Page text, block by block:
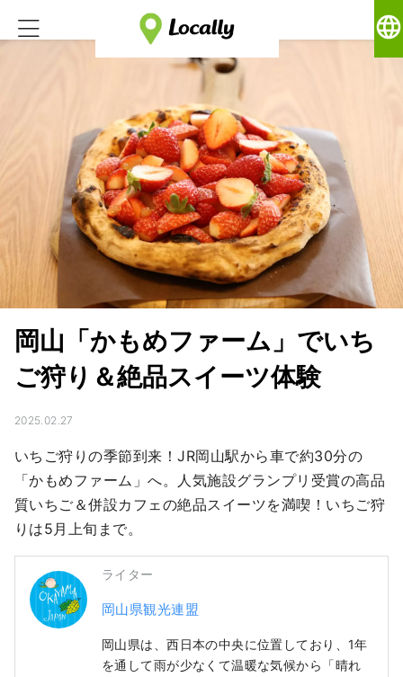
language
岡山「かもめファーム」でいち
ご狩り＆絶品スイーツ体験
2025.02.27
いちご狩りの季節到来！JR岡山駅から車で約30分の
「かもめファーム」へ。人気施設グランプリ受賞の高品
質いちご＆併設カフェの絶品スイーツを満喫！いちご狩
りは5月上旬まで。
ライター
岡山県観光連盟
岡山県は、西日本の中央に位置しており、1年
を通して雨が少なくて温暖な気候から「晴れ